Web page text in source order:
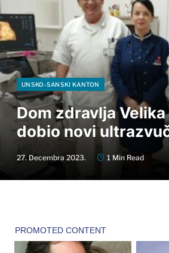
UNSKO-SANSKI KANTON
Dom zdravlja
dobio novi
27. Decembra 2023. 1 Min Read